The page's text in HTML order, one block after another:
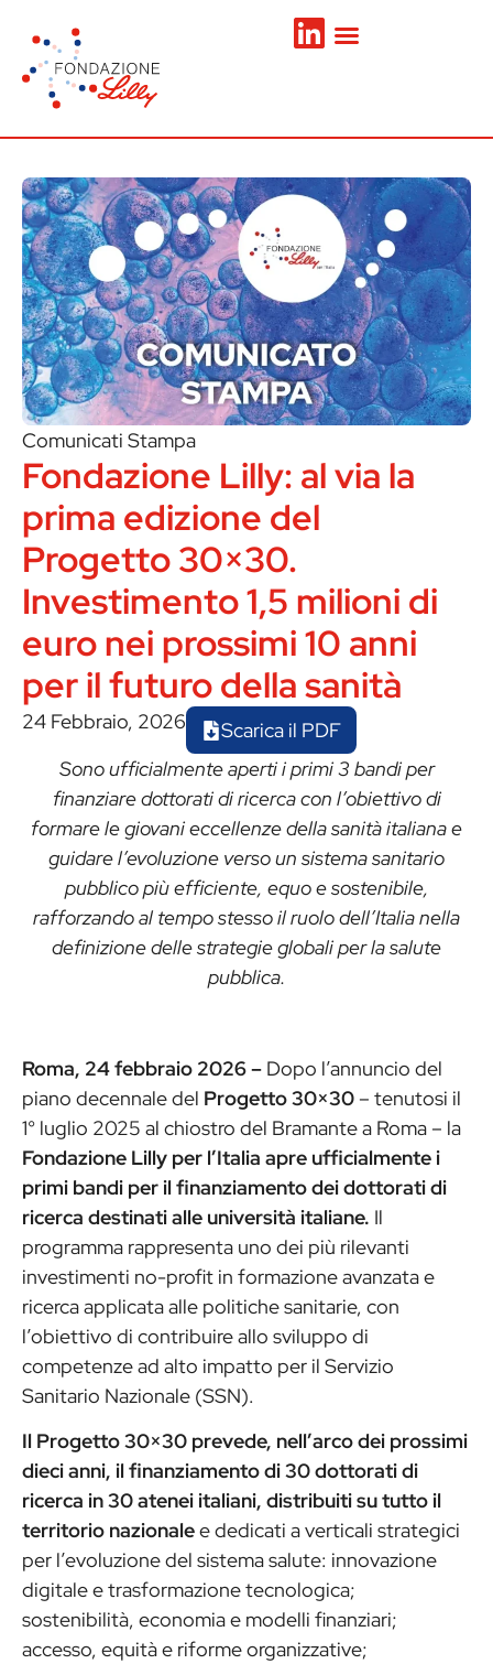
Comunicati Stampa
Fondazione Lilly: al via la
prima edizione del
Progetto 30×30.
Investimento 1,5 milioni di
euro nei prossimi 10 anni
per il futuro della sanità
24 Febbraio, 2026
Scarica il PDF
Sono ufficialmente aperti i primi 3 bandi per
finanziare dottorati di ricerca con l’obiettivo di
formare le giovani eccellenze della sanità italiana e
guidarel’evoluzione verso un sistema sanitario
pubblico più efficiente, equo e sostenibile,
rafforzando al tempo stesso il ruolo dell’Italia nella
definizione delle strategie globali per la salute
pubblica.
Roma, 24 febbraio 2026 – Dopo l’annuncio del
piano decennale del Progetto 30×30 – tenutosi il
1° luglio 2025 al chiostro del Bramante a Roma – la
Fondazione Lilly per l’Italia apre ufficialmente i
primi bandi per il finanziamento dei dottorati di
ricerca destinati alle università italiane. Il
programma rappresenta uno dei più rilevanti
investimenti no-profit in formazione avanzata e
ricerca applicata alle politiche sanitarie, con
l’obiettivo di contribuire allo sviluppo di
competenze ad alto impatto per il Servizio
Sanitario Nazionale (SSN).
Il Progetto 30×30 prevede, nell’arco dei prossimi
dieci anni, il finanziamento di 30 dottorati di
ricerca in 30 atenei italiani, distribuiti su tutto il
territorio nazionalee dedicati a verticali strategici
per l’evoluzione del sistema salute: innovazione
digitale e trasformazione tecnologica;
sostenibilità, economia e modelli finanziari;
accesso, equità e riforme organizzative;